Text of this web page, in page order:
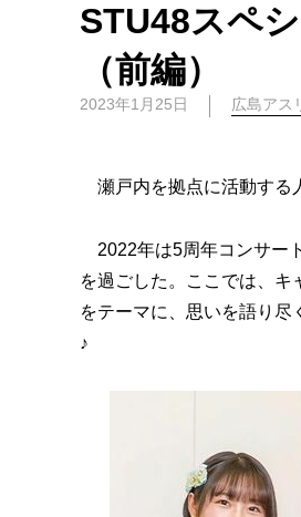
STU48スペ
（前編）
2023年1月25日 広島アス
瀬戸内を拠点に活動する
2022年は5周年コンサー
を過ごした。ここでは、キ
をテーマに、思いを語り
♪